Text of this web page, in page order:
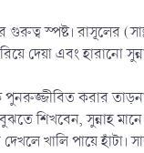
স্পষ্ট। রাসূলের
দেয়া এবং হারানো
পুনরুজ্জীবিত করার
শিখবেন, সুন্নাহ
খালি পায়ে হাঁটা।